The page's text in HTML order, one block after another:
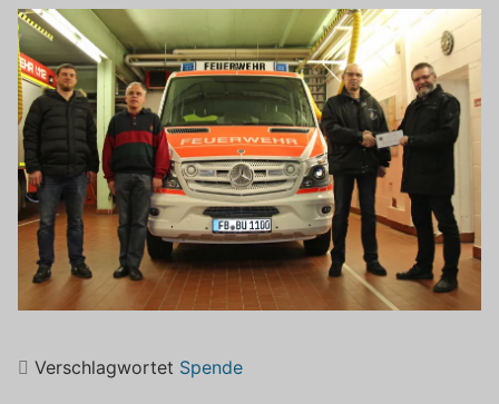
Verschlagwortet Spende